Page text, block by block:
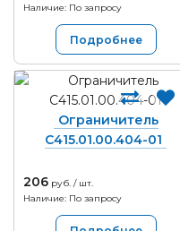
Наличие: По запросу
Подробнее
Ограничитель
С415.01.00.404-01
206 руб. / шт.
Наличие: По запросу